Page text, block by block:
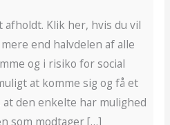
Klik her, hvis du vil
end halvdelen af alle
og i risiko for social
at komme sig og få et
den enkelte har mulighed
som modtager […]